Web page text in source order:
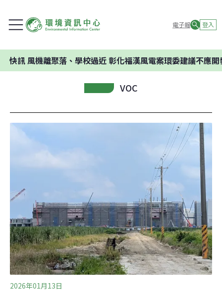
電子報 登入
機離聚落、學校過近 彰化福漢風電案環委建議不應開發
VOC
2026年01月13日